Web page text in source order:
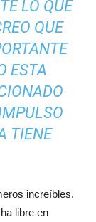
LO QUE
QUE
ESTA
TIENE
increíbles,
libre en